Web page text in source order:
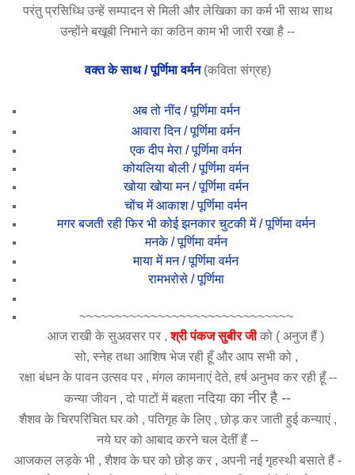
परंतु प्रसिध्धि उन्हें सम्पादन से मिली और लेखिका का कर्म भी साथ साथ
उन्होंने बखूबी निभाने का कठिन काम भी जारी रखा है --
वक्त के साथ / पूर्णिमा वर्मन(कविता संग्रह)
अब तो नींद / पूर्णिमा वर्मन
आवारा दिन / पूर्णिमा वर्मन
एक दीप मेरा / पूर्णिमा वर्मन
कोयलिया बोली / पूर्णिमा वर्मन
खोया खोया मन / पूर्णिमा वर्मन
चोंच में आकाश / पूर्णिमा वर्मन
मगर बजती रही फिर भी कोई झनकार चुटकी में / पूर्णिमा वर्मन
मनके / पूर्णिमा वर्मन
माया में मन / पूर्णिमा वर्मन
रामभरोसे / पूर्णिमा
~~~~~~~~~~~~~~~~~~~~~~~~~~~~~~
आज राखी के सुअवसर पर ,श्री पंकज सुबीर जीको ( अनुज हैं )
सो, स्नेह तथा आशिष भेज रही हूँ और आप सभी को ,
रक्षा बंधन के पावन उत्सव पर , मंगल कामनाएं देते, हर्ष अनुभव कर रही हूँ --
कन्या जीवन , दो पाटों में बहता नदिया का नीर है --
शैशव के चिरपरिचित घर को , पतिगृह के लिए , छोड़ कर जाती हुई कन्याएं ,
नये घर को आबाद करने चल देतीं हैं --
आजकल लड़के भी , शैशव के घर को छोड़ कर , अपनी नई गृहस्थी बसाते हैं -